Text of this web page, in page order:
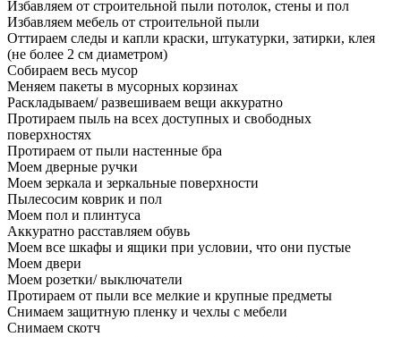
Избавляем от строительной пыли потолок, стены и пол
Избавляем мебель от строительной пыли
Оттираем следы и капли краски, штукатурки, затирки, клея
(не более 2 см диаметром)
Собираем весь мусор
Меняем пакеты в мусорных корзинах
Раскладываем/ развешиваем вещи аккуратно
Протираем пыль на всех доступных и свободных
поверхностях
Протираем от пыли настенные бра
Моем дверные ручки
Моем зеркала и зеркальные поверхности
Пылесосим коврик и пол
Моем пол и плинтуса
Аккуратно расставляем обувь
Моем все шкафы и ящики при условии, что они пустые
Моем двери
Моем розетки/ выключатели
Протираем от пыли все мелкие и крупные предметы
Снимаем защитную пленку и чехлы с мебели
Снимаем скотч